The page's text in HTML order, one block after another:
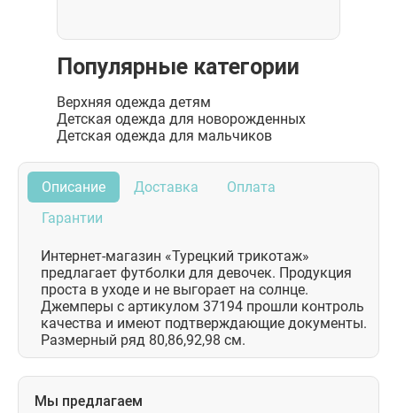
Популярные категории
Верхняя одежда детям
Детская одежда для новорожденных
Детская одежда для мальчиков
Описание Доставка
Оплата
Гарантии
Интернет-магазин «Турецкий трикотаж»
предлагает футболки для девочек. Продукция
проста в уходе и не выгорает на солнце.
Джемперы с артикулом 37194 прошли контроль
качества и имеют подтверждающие документы.
Размерный ряд 80,86,92,98 см.
Мы предлагаем